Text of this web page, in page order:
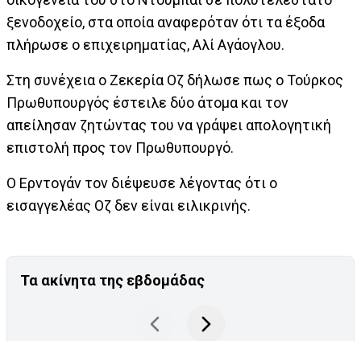
ξενοδοχείο, στα οποία αναφερόταν ότι τα έξοδα
πλήρωσε ο επιχειρηματίας, Αλί Αγάογλου.
Στη συνέχεια ο Ζεκερία Οζ δήλωσε πως ο Τούρκος
Πρωθυπουργός έστειλε δύο άτομα και τον
απείλησαν ζητώντας του να γράψει απολογητική
επιστολή προς τον Πρωθυπουργό.
Ο Ερντογάν τον διέψευσε λέγοντας ότι ο
εισαγγελέας Οζ δεν είναι ειλικρινής.
Τα ακίνητα της εβδομάδας